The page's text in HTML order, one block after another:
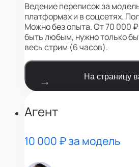
Ведение переписок за
платформах и в соцсетях.
Можно без опыта. От 70 000
быть любым, нужно только
весь стрим (6 часов).
На страницу
Агент
10 000 ₽ за модель